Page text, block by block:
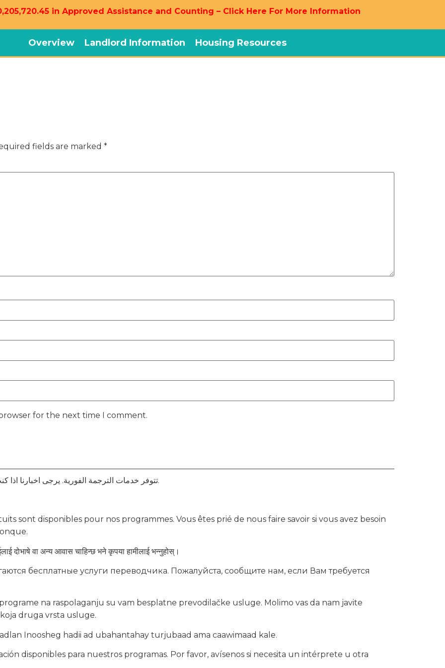
in Approved Assistance and Counting – Click Here For More Information
Overview Landlord Information Housing Resources
fields are marked *
for the next time I comment.
تتوفر خدمات الترجمة الفورية. يرجى اخبارنا اذا كنت بحاجة الى مترجم او اي تسهيلات اخرى.
sont disponibles pour nos programmes. Vous êtes prié de nous faire savoir si vous avez besoin
दोभाषे वा अन्य आवास चाहिन्छ भने कृपया हामीलाई भन्नुहोस्।
бесплатные услуги переводчика. Пожалуйста, сообщите нам, если Вам требуется
na raspolaganju su vam besplatne prevodilačke usluge. Molimo vas da nam javite
druga vrsta usluge.
Inoosheg hadii ad ubahantahay turjubaad ama caawimaad kale.
disponibles para nuestros programas. Por favor, avísenos si necesita un intérprete u otra